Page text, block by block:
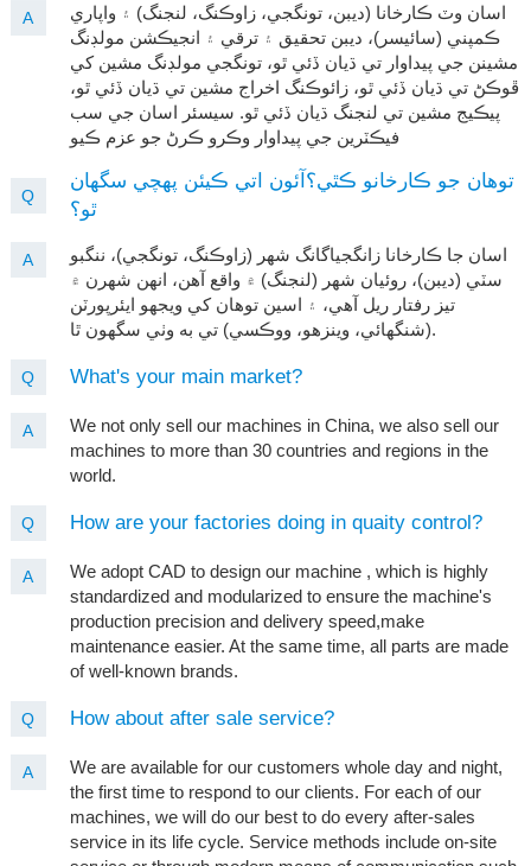
A
اسان وٽ ڪارخانا (ديبن، تونگجي، زاوڪنگ، لنجنگ) ۽ واپاري
ڪمپني (سائيسر)، ديبن تحقيق ۽ ترقي ۽ انجيڪشن مولڊنگ
مشينن جي پيداوار تي ڌيان ڏئي ٿو، تونگجي مولڊنگ مشين کي
ڦوڪڻ تي ڌيان ڏئي ٿو، زائوڪنگ اخراج مشين تي ڌيان ڏئي ٿو،
پيڪيج مشين تي لنجنگ ڌيان ڏئي ٿو. سيسئر اسان جي سب
فيڪٽرين جي پيداوار وڪرو ڪرڻ جو عزم ڪيو
Q
توهان جو ڪارخانو ڪٿي؟آئون اتي ڪيئن پهچي سگهان
ٿو؟
A
اسان جا ڪارخانا زانگجياگانگ شهر (زاوڪنگ، تونگجي)، ننگبو
سٽي (ديبن)، روئيان شهر (لنجنگ) ۾ واقع آهن، انهن شهرن ۾
تيز رفتار ريل آهي، ۽ اسين توهان کي ويجهو ايئرپورٽن
(شنگھائي، وينزهو، ووڪسي) تي به وٺي سگهون ٿا.
Q What's your main market?
A
We not only sell our machines in China, we also sell our
machines to more than 30 countries and regions in the
world.
Q How are your factories doing in quaity control?
A
We adopt CAD to design our machine , which is highly
standardized and modularized to ensure the machine's
production precision and delivery speed,make
maintenance easier. At the same time, all parts are made
of well-known brands.
Q How about after sale service?
A
We are available for our customers whole day and night,
the first time to respond to our clients. For each of our
machines, we will do our best to do every after-sales
service in its life cycle. Service methods include on-site